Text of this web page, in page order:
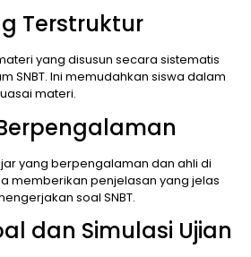
Terstruktur
yang disusun secara sistematis
SNBT. Ini memudahkan siswa dalam
materi.
yang berpengalaman dan ahli di
memberikan penjelasan yang jelas
soal SNBT.
dan Simulasi Ujian